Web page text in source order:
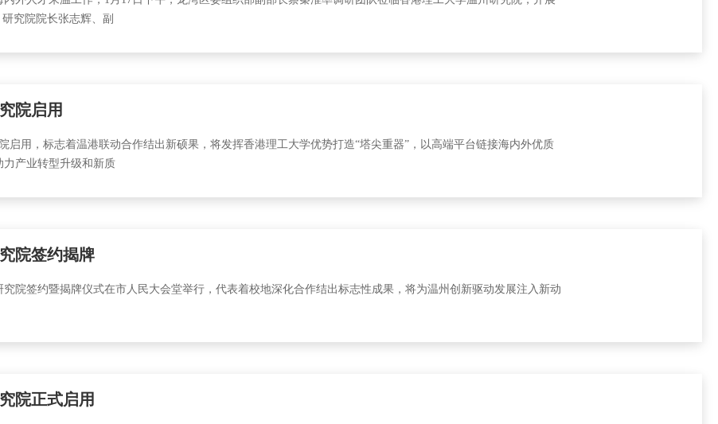
究院院长张志辉、副
院启用
启用，标志着温港联动合作结出新硕果，将发挥香港理工大学优势打造“塔尖重器”，以高端平台链接海内外优质
产业转型升级和新质
院签约揭牌
院签约暨揭牌仪式在市人民大会堂举行，代表着校地深化合作结出标志性成果，将为温州创新驱动发展注入新动
院正式启用